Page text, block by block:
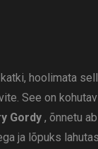
hoolimata
See on
Gordy , õnnetu
ja lõpuks